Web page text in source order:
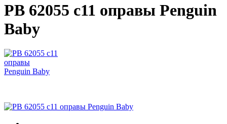
PB 62055 c11 оправы Penguin
Baby